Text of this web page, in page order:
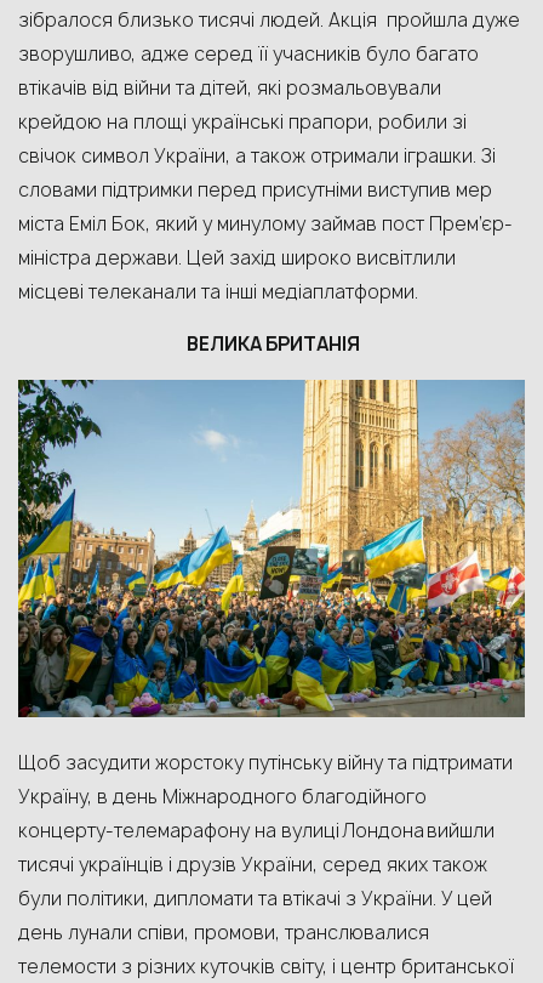
зібралося близько тисячі людей. Акція пройшла дуже
зворушливо, адже серед її учасників було багато
втікачів від війни та дітей, які розмальовували
крейдою на площі українські прапори, робили зі
свічок символ України, а також отримали іграшки. Зі
словами підтримки перед присутніми виступив мер
міста Еміл Бок, який у минулому займав пост Прем’єр-
міністра держави. Цей захід широко висвітлили
місцеві телеканали та інші медіаплатформи.
ВЕЛИКА БРИТАНІЯ
Щоб засудити жорстоку путінську війну та підтримати
Україну, в день Міжнародного благодійного
концерту-телемарафонуна вулиціЛондонавийшли
тисячі українців і друзів України, серед яких також
були політики, дипломати та втікачі з України. У цей
день лунали співи, промови, транслювалися
телемости з різних куточків світу, і центр британської